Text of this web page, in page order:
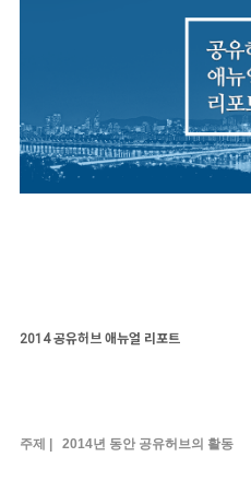
2014 공유허브 애뉴얼 리포트
주제 | 2014년 동안 공유허브의 활동